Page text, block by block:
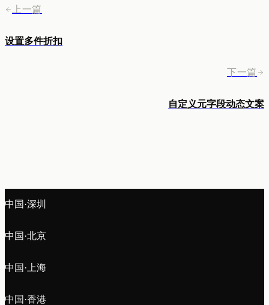
上一篇
设置多件折扣
下一篇
自定义元字段动态文案
中国·深圳
中国·北京
中国·上海
中国·香港